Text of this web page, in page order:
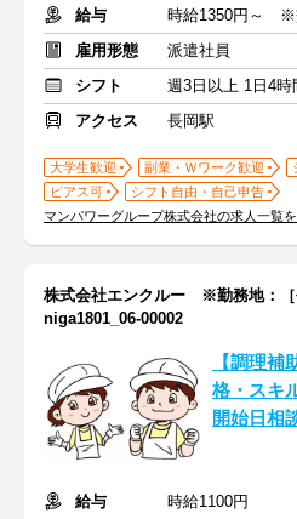
給与
時給1350円～ ※
雇用形態
派遣社員
シフト
週3日以上 1日4時
アクセス
長岡駅
大学生歓迎 副業・Ｗワーク歓迎
ピアス可
シフト自由・自己申告
マンパワーグループ株式会社の求人一覧
株式会社エンクルー ※勤務地：［
niga1801_06-00002
【調理補
格・スキ
開始日相
給与 時給1100円